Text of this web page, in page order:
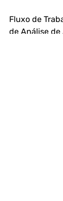
Fluxo de
de Análise